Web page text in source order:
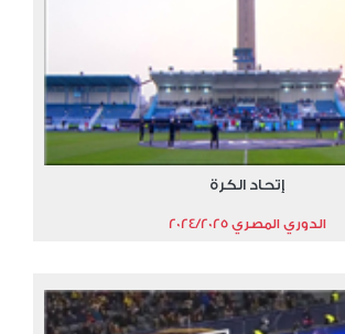
إتحاد الكرة
الدوري المصري 2024/2025